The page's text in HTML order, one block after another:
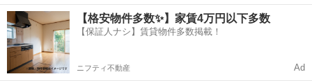
ルの大きさに合わせられるようにSとLに切り替えできます 純正の収納
袋？もありますが少し汚れています 宜しくお願いします
長野 下伊那郡 市田駅 その他
【格安物件多数✨】家賃4万円以下多数
【保証人ナシ】賃貸物件多数掲載！
ニフティ不動産 Ad